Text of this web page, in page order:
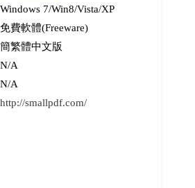
7/Win8/Vista/XP
費軟體(Freeware)
繁體中文版
A
A
http://smallpdf.com/